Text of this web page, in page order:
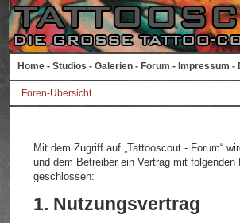
Home - Studios - Galerien - Forum - Impressum -
Foren-Übersicht
Mit dem Zugriff auf „Tattooscout - Forum“
und dem Betreiber ein Vertrag mit folgenden
geschlossen:
1. Nutzungsvertrag